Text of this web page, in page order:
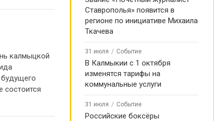
калмыцкой
будущего
состоится
Ставрополья» появится в
регионе по инициативе Михаила
Ткачева
31 июля Событие
В Калмыкии с 1 октября
изменятся тарифы на
коммунальные услуги
31 июля Событие
Российские боксёры